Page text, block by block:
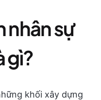
nhân sự
gì?
khối xây dựng